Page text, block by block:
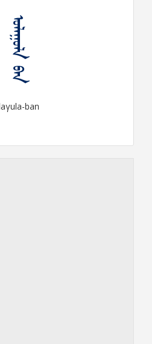
ᠣᠯᠠᠭᠤᠯᠠ ᠪᠠᠨ
ban